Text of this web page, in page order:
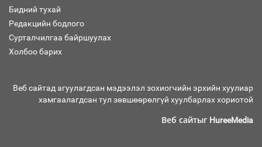
Бидний тухай
Редакцийн бодлого
Сурталчилгаа байршуулах
Холбоо барих
Веб сайтад агуулагдсан мэдээлэл зохиогчийн эрхийн хуулиар
хамгаалагдсан тул зөвшөөрөлгүй хуулбарлах хориотой
Веб сайтыг HureeMedia